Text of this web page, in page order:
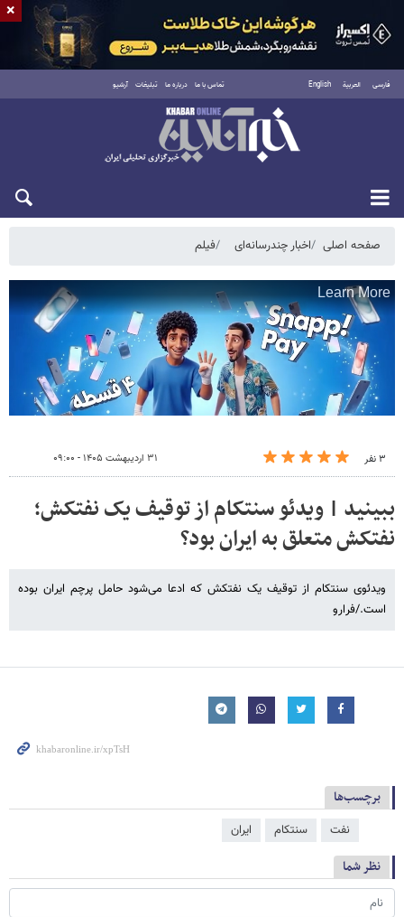
فارسی العربية English تماس با ما درباره ما تبلیغات آرشیو
پنجشنبه ۱۵ مرداد ۱۴۰۵
صفحه اصلی اخبار چندرسانه‌ای فیلم
۳ نفر ۳۱ اردیبهشت ۱۴۰۵ - ۰۹:۰۰
ببینید | ویدئو سنتکام از توقیف یک نفتکش؛
نفتکش متعلق به ایران بود؟
ویدئوی سنتکام از توقیف یک نفتکش که ادعا می‌شود حامل پرچم ایران بوده
است./فرارو
برچسب‌ها
نفت سنتکام ایران
نظر شما
×